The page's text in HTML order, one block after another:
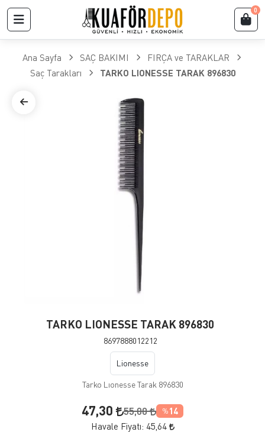
0
Ana Sayfa SAÇ BAKIMI
FIRÇA ve TARAKLAR
​Saç Tarakları
TARKO LIONESSE TARAK 896830
TARKO LIONESSE TARAK 896830
8697888012212
Lionesse
Tarko Lıonesse Tarak 896830
47,30 55,00 % 14
Havale Fiyatı: 45,64